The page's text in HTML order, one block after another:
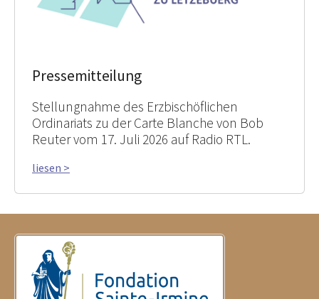
Pressemitteilung
Stellungnahme des Erzbischöflichen
Ordinariats zu der Carte Blanche von Bob
Reuter vom 17. Juli 2026 auf Radio RTL.
liesen >